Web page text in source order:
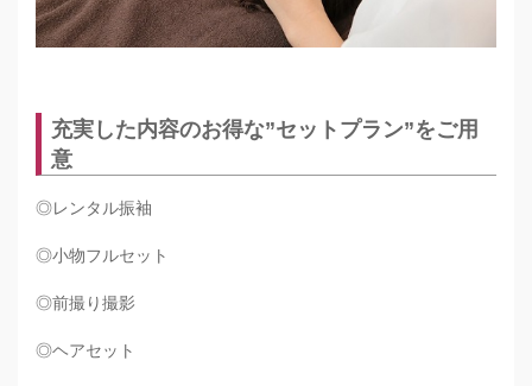
充実した内容のお得な”セットプラン”をご用
意
◎レンタル振袖
◎小物フルセット
◎前撮り撮影
◎ヘアセット